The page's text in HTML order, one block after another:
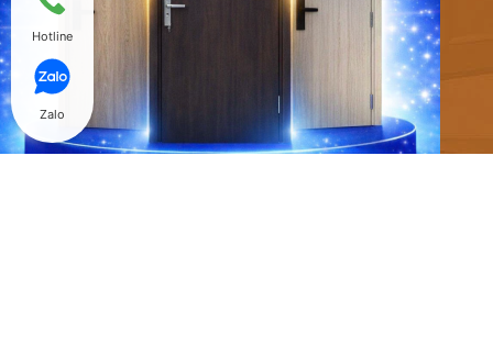
Hotline
Zalo